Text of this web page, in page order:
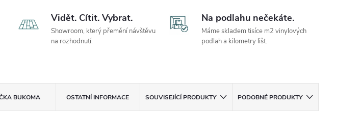
Vidět. Cítit. Vybrat.
Showroom, který přemění návštěvu
na rozhodnutí.
Na podlahu nečekáte.
Máme skladem tisíce m2 vinylových
podlah a kilometry lišt.
BUKOMA OSTATNÍ INFORMACE SOUVISEJÍCÍ PRODUKTY PODOBNÉ PRODUKTY